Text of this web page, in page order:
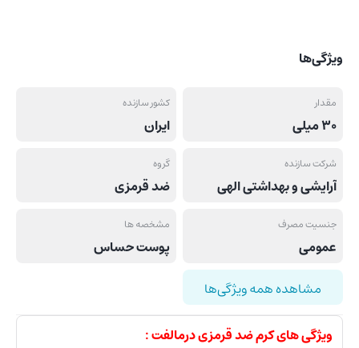
ویژگی‌ها
مقدار
30 میلی
کشور سازنده
ایران
شرکت سازنده
آرایشی و بهداشتی الهی
گروه
ضد قرمزی
جنسیت مصرف
عمومی
مشخصه ها
پوست حساس
مشاهده همه ویژگی‌ها
ویژگی های کرم ضد قرمزی درمالفت :